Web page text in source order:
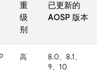
重
级
别
已更新的
AOSP 版本
高
8.0、8.1、
9、10